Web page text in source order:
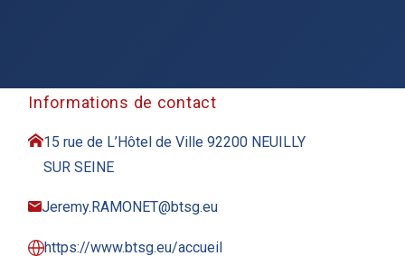
Informations de contact
15 rue de L’Hôtel de Ville 92200 NEUILLY
SUR SEINE
Jeremy.RAMONET@btsg.eu
https://www.btsg.eu/accueil